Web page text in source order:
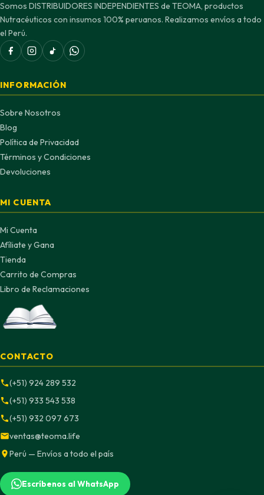
Somos DISTRIBUIDORES INDEPENDIENTES de TEOMA, productos
Nutracéuticos con insumos 100% peruanos. Realizamos envíos a todo
el Perú.
INFORMACIÓN
Sobre Nosotros
Blog
Política de Privacidad
Términos y Condiciones
Devoluciones
MI CUENTA
Mi Cuenta
Afíliate y Gana
Tienda
Carrito de Compras
Libro de Reclamaciones
CONTACTO
(+51) 924 289 532
(+51) 933 543 538
(+51) 932 097 673
ventas@teoma.life
Perú — Envíos a todo el país
Escríbenos al WhatsApp